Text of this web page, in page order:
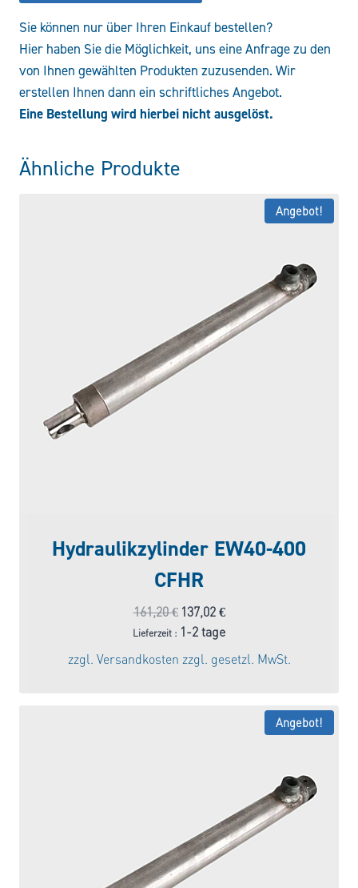
Sie können nur über Ihren Einkauf bestellen?
Hier haben Sie die Möglichkeit, uns eine Anfrage zu den
von Ihnen gewählten Produkten zuzusenden. Wir
erstellen Ihnen dann ein schriftliches Angebot.
Eine Bestellung wird hierbei nicht ausgelöst.
Ähnliche Produkte
Angebot!
Hydraulikzylinder EW40-400
CFHR
161,20€ Ursprünglicher
Preis
war:
161,20 €
137,02 €Aktueller
Preis
Lieferzeit : 1-2 tage
zzgl. Versandkosten zzgl. gesetzl. MwSt.
Angebot!